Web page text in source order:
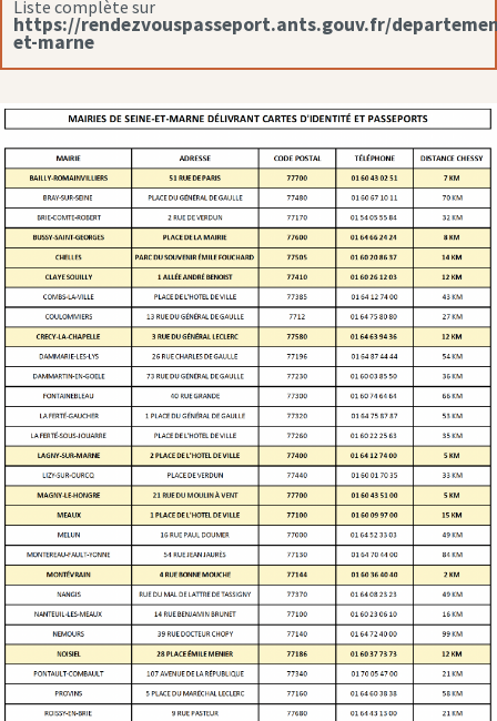
Liste complète sur
https://rendezvouspasseport.ants.gouv.fr/
et-marne